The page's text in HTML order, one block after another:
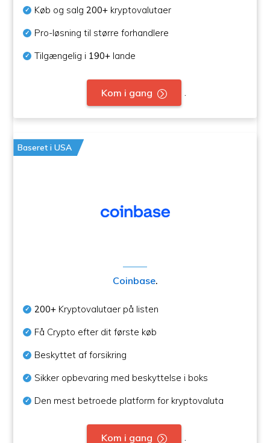
Køb og salg200+ kryptovalutaer
Pro-løsning til større forhandlere
Tilgængelig i 190+ lande
Kom i gang .
Baseret i USA
Coinbase.
200+ Kryptovalutaer på listen
Få Crypto efter dit første køb
Beskyttet af forsikring
Sikker opbevaring med beskyttelse i boks
Den mest betroede platform for kryptovaluta
Kom i gang .